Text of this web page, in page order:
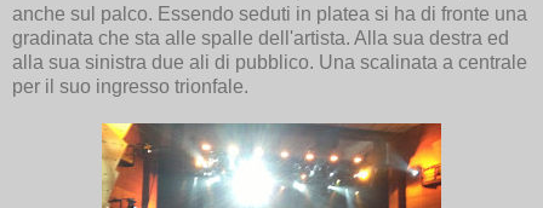
anche sul palco. Essendo seduti in platea si ha di fronte una
gradinata che sta alle spalle dell'artista. Alla sua destra ed
alla sua sinistra due ali di pubblico. Una scalinata a centrale
per il suo ingresso trionfale.